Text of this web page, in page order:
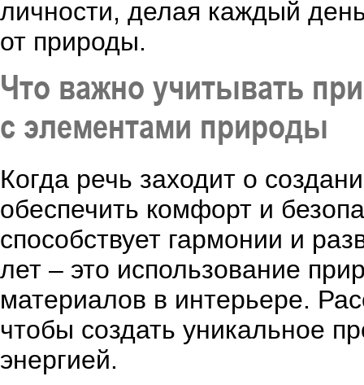
личности, делая каждый
от природы.
Что важно учитывать
с элементами природы
Когда речь заходит о
обеспечить комфорт и
способствует гармонии и
лет – это использование
материалов в интерьере.
чтобы создать уникальное
энергией.